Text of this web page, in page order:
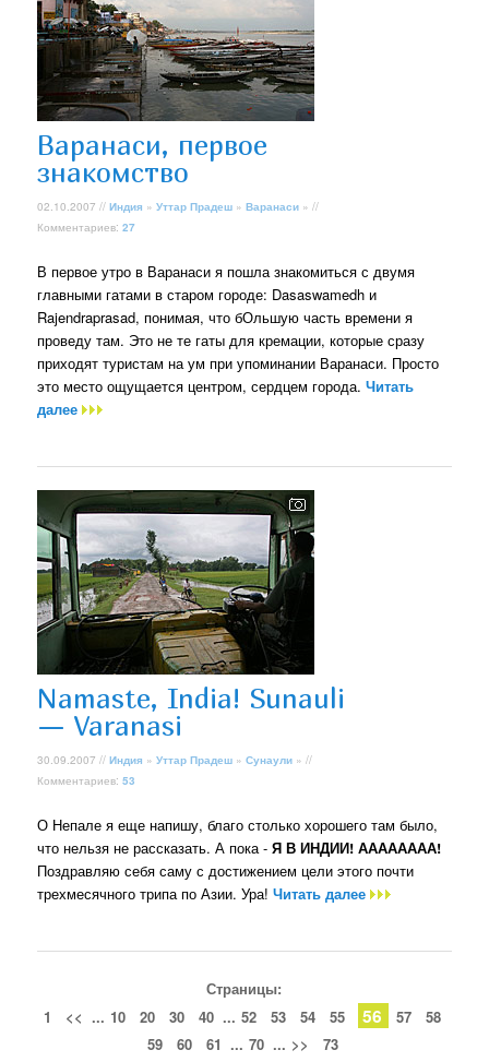
Варанаси, первое
знакомство
02.10.2007 //Индия »Уттар Прадеш »Варанаси » //
Комментариев:27
В первое утро в Варанаси я пошла знакомиться с двумя
главными гатами в старом городе: Dasaswamedh и
Rajendraprasad, понимая, что бОльшую часть времени я
проведу там. Это не те гаты для кремации, которые сразу
приходят туристам на ум при упоминании Варанаси. Просто
это место ощущается центром, сердцем города.Читать
далее
Namaste, India! Sunauli
— Varanasi
30.09.2007 //Индия »Уттар Прадеш »Сунаули » //
Комментариев:53
О Непале я еще напишу, благо столько хорошего там было,
что нельзя не рассказать. А пока -Я В ИНДИИ! АААААААА!
Поздравляю себя саму с достижением цели этого почти
трехмесячного трипа по Азии. Ура!Читать далее
Страницы:
1
<< ... 10 20 30 40 ... 52 53 54 55 56 57
58
59
60 61 ... 70 ... >> 73